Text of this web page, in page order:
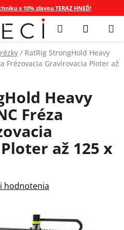
s 10% zľavou TERAZ HNEĎ!
Hľadať
KOŠÍK
/ RatRig StrongHold Heavy
Frézovacia Gravírovacia Ploter až
Heavy
Fréza
až 125 x
hodnotenia